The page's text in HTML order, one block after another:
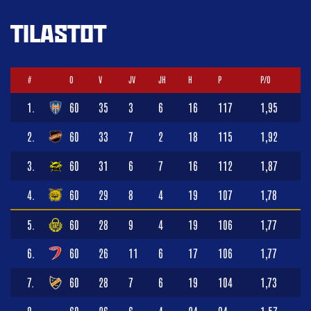
TILASTOT
# O V JV JH H P P/O
1. 60 35 3 6 16 117 1,95
2. 60 33 7 2 18 115 1,92
3. 60 31 6 7 16 112 1,87
4. 60 29 8 4 19 107 1,78
5. 60 28 9 4 19 106 1,77
6. 60 26 11 6 17 106 1,77
7. 60 28 7 6 19 104 1,73